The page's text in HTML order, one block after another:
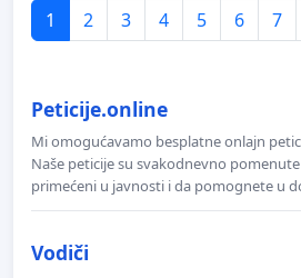
1
2 3 4 5 6 7
Peticije.online
Mi omogućavamo besplatne onlajn
Naše peticije su svakodnevno
primećeni u javnosti i da pomognete u
Vodiči